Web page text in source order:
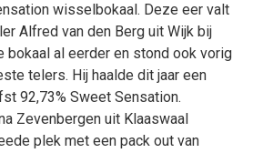
wisselbokaal. Deze eer valt
Alfred van den Berg uit Wijk bij
bokaal al eerder en stond ook vorig
telers. Hij haalde dit jaar een
92,73% Sweet Sensation.
Zevenbergen uit Klaaswaal
plek met een pack out van